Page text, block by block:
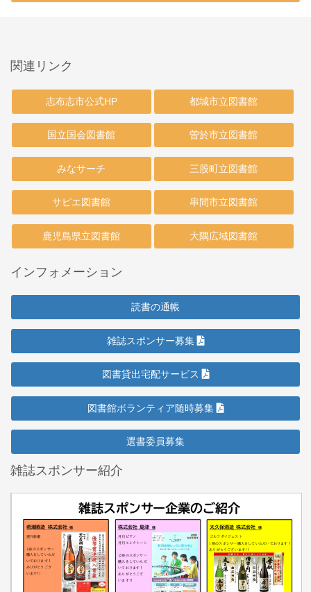
関連リンク
志布志市公式HP
国立国会図書館
みなサーチ
サピエ図書館
鹿児島県立図書館
都城市立図書館
曽於市立図書館
三股町立図書館
串間市立図書館
大隅広域図書館
インフォメーション
読書の通帳
雑誌スポンサー募集
図書貸出宅配サービス
図書館ボランティア随時募集
選書委員募集
雑誌スポンサー紹介